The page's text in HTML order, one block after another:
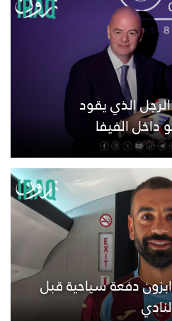
الذي يقود
داخل الفيفا
دفعة سياحية قبل